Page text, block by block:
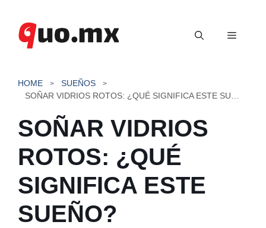
contenido
Menú
HOME
SUEÑOS
SOÑAR VIDRIOS
ROTOS: ¿QUÉ
SIGNIFICA ESTE
SUEÑO?